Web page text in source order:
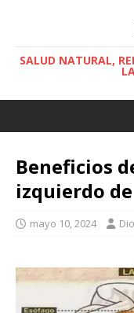
SALUD NATURAL,
Beneficios
izquierdo
mayo 10, 2024